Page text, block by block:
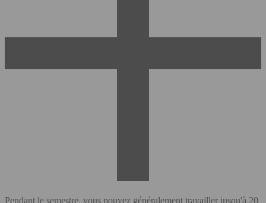
Pendant le semestre, vous pouvez généralement travailler jusqu'à 20